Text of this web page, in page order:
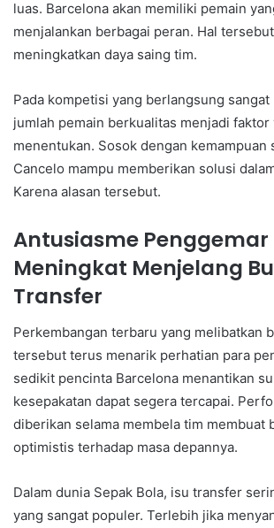
luas. Barcelona akan memiliki pemain
menjalankan berbagai peran. Hal
meningkatkan daya saing tim.
Pada kompetisi yang berlangsung
jumlah pemain berkualitas menjadi faktor
menentukan. Sosok dengan
Cancelo mampu memberikan solusi
Karena alasan tersebut.
Antusiasme Penggemar
Meningkat Menjelang
Transfer
Perkembangan terbaru yang melibatkan
tersebut terus menarik perhatian para
sedikit pencinta Barcelona menantikan
kesepakatan dapat segera tercapai.
diberikan selama membela tim membuat
optimistis terhadap masa depannya.
Dalam dunia Sepak Bola, isu transfer
yang sangat populer. Terlebih jika